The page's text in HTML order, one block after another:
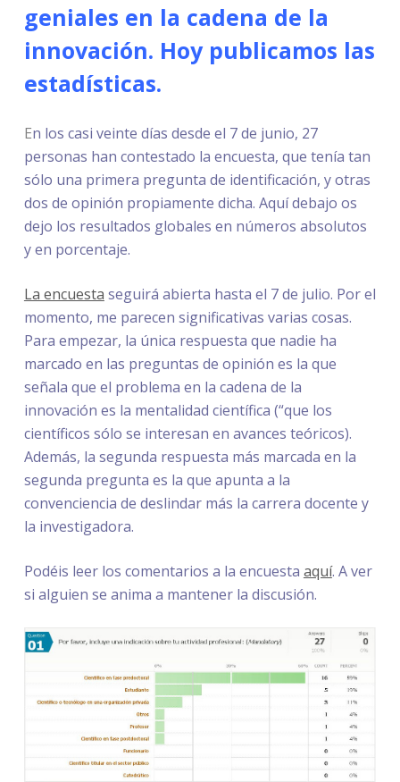
geniales en la cadena de la
innovación. Hoy publicamos las
estadísticas.
En los casi veinte días desde el 7 de junio, 27
personas han contestado la encuesta, que tenía tan
sólo una primera pregunta de identificación, y otras
dos de opinión propiamente dicha. Aquí debajo os
dejo los resultados globales en números absolutos
y en porcentaje.
La encuesta seguirá abierta hasta el 7 de julio. Por el
momento, me parecen significativas varias cosas.
Para empezar, la única respuesta que nadie ha
marcado en las preguntas de opinión es la que
señala que el problema en la cadena de la
innovación es la mentalidad científica (“que los
científicos sólo se interesan en avances teóricos).
Además, la segunda respuesta más marcada en la
segunda pregunta es la que apunta a la
convenciencia de deslindar más la carrera docente y
la investigadora.
Podéis leer los comentarios a la encuesta aquí. A ver
si alguien se anima a mantener la discusión.